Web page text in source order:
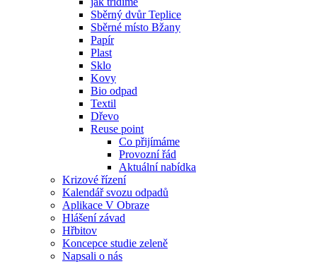
Sběrný dvůr Teplice
Sběrné místo Bžany
Papír
Plast
Sklo
Kovy
Bio odpad
Textil
Dřevo
Reuse point
Co přijímáme
Provozní řád
Aktuální nabídka
Krizové řízení
Kalendář svozu odpadů
Aplikace V Obraze
Hlášení závad
Hřbitov
Koncepce studie zeleně
Napsali o nás